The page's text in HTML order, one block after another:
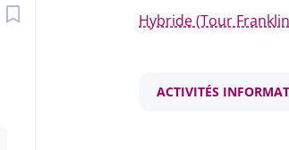
Hybride (Tour
ACTIVITÉS